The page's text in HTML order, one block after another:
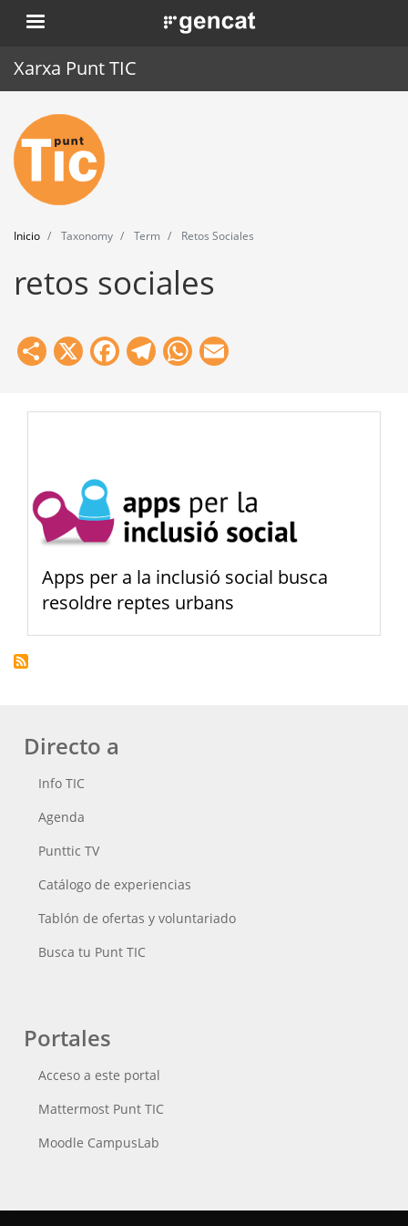
Pasar
al
. Obre en una nova finestra.
Xarxa Punt TIC
Inicio
Punt TIC
Actualidad
Agenda
Formación
Herramientas
Inicio Taxonomy Term Retos Sociales
retos sociales
Share
X Facebook
Telegram
WhatsApp
Apps per a la inclusió social busca
resoldre reptes urbans
Directo a
Info TIC
Agenda
Punttic TV
Catálogo de experiencias
Tablón de ofertas y voluntariado
Busca tu Punt TIC
Portales
Acceso a este portal
Mattermost Punt TIC
Moodle CampusLab